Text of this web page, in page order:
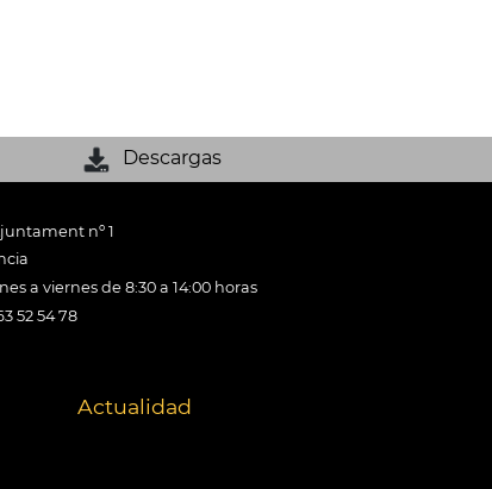
Descargas
nº 1
a viernes de 8:30 a 14:00 horas
52 54 78
Actualidad